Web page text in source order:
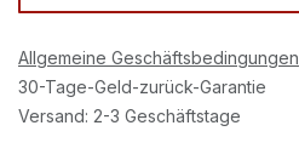
Allgemeine Geschäftsbedingungen
30-Tage-Geld-zurück-Garantie
Versand: 2-3 Geschäftstage